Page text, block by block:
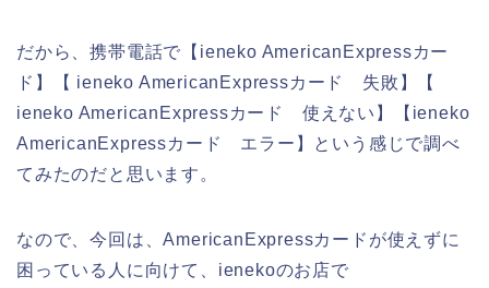
だから、携帯電話で【ieneko AmericanExpressカー
ド】【 ieneko AmericanExpressカード 失敗】【
ieneko AmericanExpressカード 使えない】【ieneko
AmericanExpressカード エラー】という感じで調べ
てみたのだと思います。
なので、今回は、AmericanExpressカードが使えずに
困っている人に向けて、ienekoのお店で